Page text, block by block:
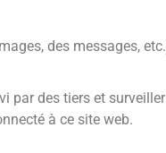
des messages,
par des tiers et
à ce site web.